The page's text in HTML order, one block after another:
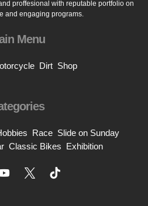
proffesional with reputable portfolio on
and engaging programs.
Menu
Dirt Shop
Race Slide on Sunday
Classic Bikes Exhibition